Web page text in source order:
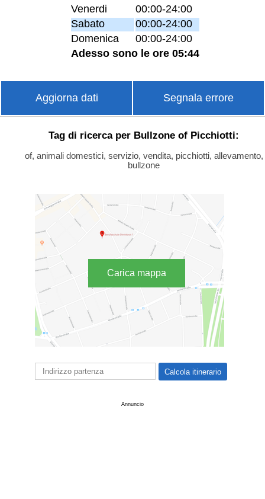
Venerdi
00:00-24:00
Sabato
00:00-24:00
Domenica
00:00-24:00
Adesso sono le ore 05:44
Aggiorna dati Segnala errore
Tag di ricerca per Bullzone of Picchiotti:
of, animali domestici, servizio, vendita, picchiotti, allevamento,
bullzone
Carica mappa
Annuncio